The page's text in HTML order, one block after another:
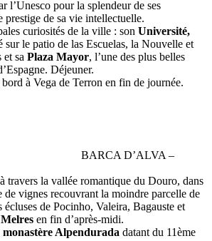
l’Unesco pour la splendeur de ses
prestige de sa vie intellectuelle.
curiosités de la ville : son Université,
sur le patio de las Escuelas, la Nouvelle et
et sa Plaza Mayor, l’une des plus belles
Déjeuner.
à Vega de Terron en fin de journée.
BARCA D’ALVA –
travers la vallée romantique du Douro, dans
de vignes recouvrant la moindre parcelle de
écluses de Pocinho, Valeira, Bagauste et
Melres en fin d’après-midi.
monastère Alpendurada datant du 11ème